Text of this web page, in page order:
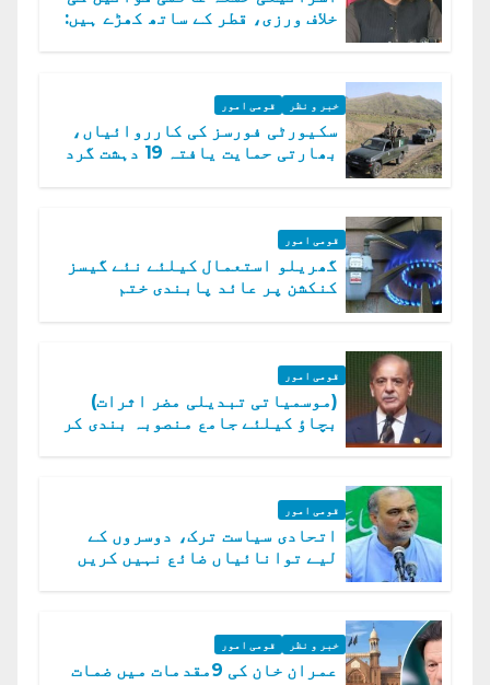
خلاف ورزی، قطر کے ساتھ کھڑے ہیں:
خبر و نظر قومی امور
سکیورٹی فورسز کی کارروائیاں،
بھارتی حمایت یافتہ 19 دہشت گرد
قومی امور
گھریلو استعمال کیلئے نئے گیسز
کنکشن پر عائد پابندی ختم
قومی امور
(موسمیاتی تبدیلی مضر اثرات)
بچاؤ کیلئے جامع منصوبہ بندی کر
قومی امور
اتحادی سیاست ترک، دوسروں کے
لیے توانائیاں ضائع نہیں کریں
خبر و نظر قومی امور
عمران خان کی 9مقدمات میں ضمات